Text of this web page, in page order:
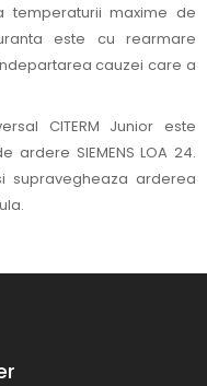
temperaturii maxime de
este cu rearmare
cauzei care a
CITERM Junior este
SIEMENS LOA 24.
supravegheaza arderea